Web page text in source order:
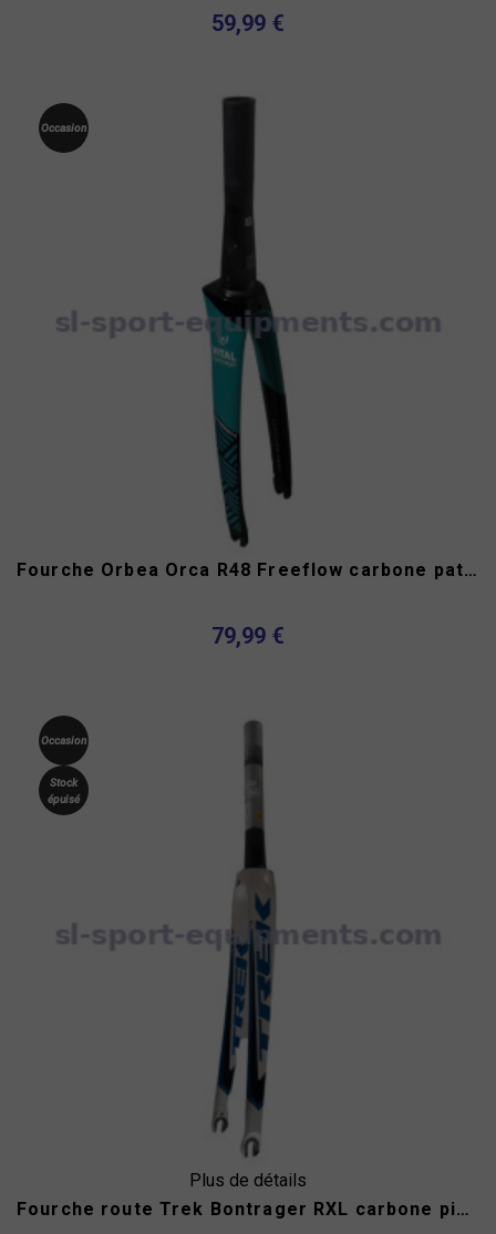
59,99 €
Occasion
Fourche Orbea Orca R48 Freeflow carbone patins
79,99 €
Plus de détails
Occasion
Stock
épuisé
Fourche route Trek Bontrager RXL carbone pivot alu